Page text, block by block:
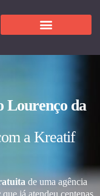
Lourenço da
a Kreatif
de uma agência
que já atendeu centenas